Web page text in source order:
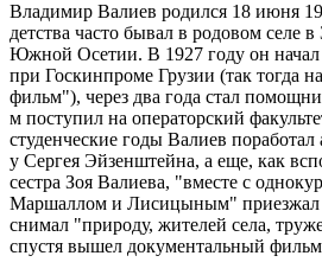
Владимир Валиев родился 18 июня
детства часто бывал в родовом селе
Южной Осетии. В 1927 году он начал
при Госкинпроме Грузии (так тогда
фильм"), через два года стал
м поступил на операторский
студенческие годы Валиев поработал
у Сергея Эйзенштейна, а еще, как
сестра Зоя Валиева, "вместе с
Маршаллом и Лисицыным"
снимал "природу, жителей села,
спустя вышел документальный